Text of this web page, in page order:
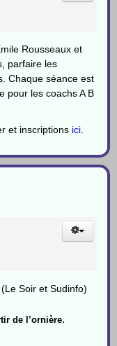
Rousseaux et
parfaire les
Chaque séance est
pour les coachs A B
et inscriptions ici
Soir et Sudinfo)
de l’ornière.